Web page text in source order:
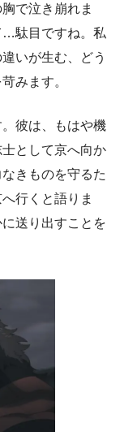
で泣き崩れま
…駄目ですね。私
いが生む、どう
みます。
彼は、もはや機
として京へ向か
きものを守るた
行くと語りま
送り出すことを